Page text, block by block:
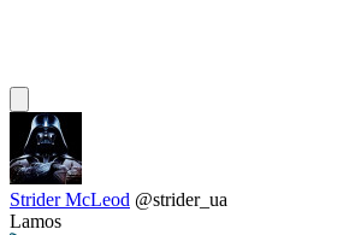
Strider McLeod @strider_ua
Lamos